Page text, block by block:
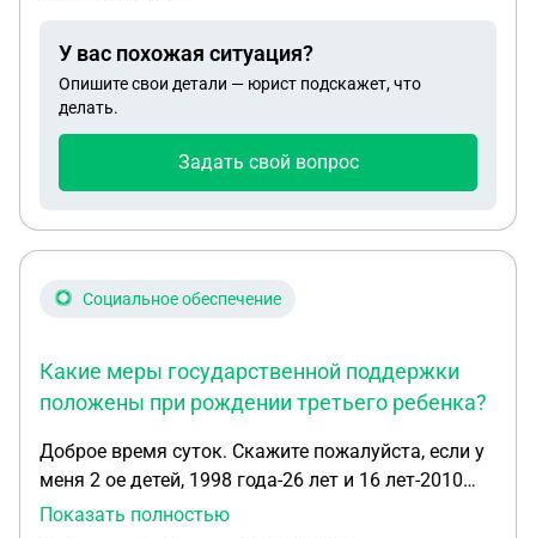
У вас похожая ситуация?
Опишите свои детали — юрист подскажет, что
делать.
Задать свой вопрос
Социальное обеспечение
Какие меры государственной поддержки
положены при рождении третьего ребенка?
Доброе время суток. Скажите пожалуйста, если у
меня 2 ое детей, 1998 года-26 лет и 16 лет-2010
года. Сейчас думаем о третьем. Мат капитал я
Показать полностью